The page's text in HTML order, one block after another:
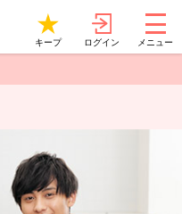
キープ ログイン メニュー